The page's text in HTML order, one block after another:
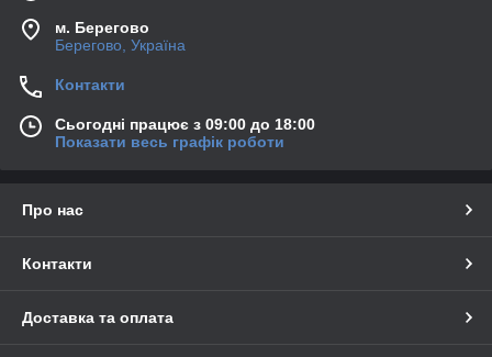
м. Берегово
Берегово, Україна
Контакти
Сьогодні працює з 09:00 до 18:00
Показати весь графік роботи
Про нас
Контакти
Доставка та оплата